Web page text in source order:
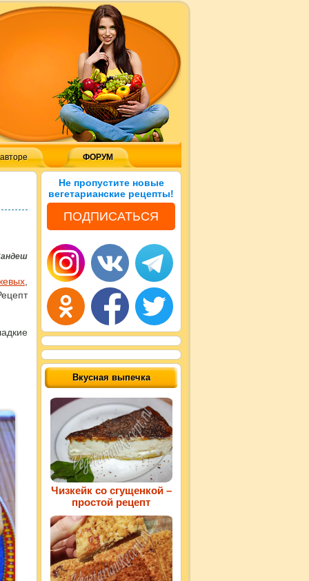
ФОРУМ
Не пропустите новые
вегетарианские рецепты!
ПОДПИСАТЬСЯ
Вкусная выпечка
Чизкейк со сгущенкой –
простой рецепт